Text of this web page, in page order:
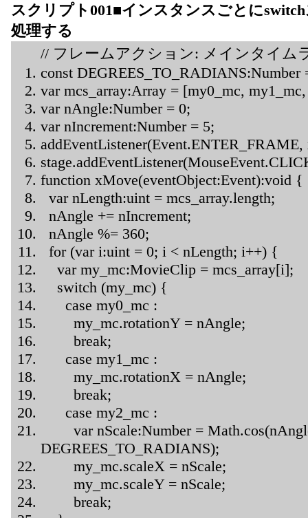
スクリプト001■インスタンスごとに
処理する
// フレームアクション: メインタイム
const DEGREES_TO_RADIANS:Number
var mcs_array:Array = [my0_mc,
var nAngle:Number = 0;
var nIncrement:Number = 5;
function xMove(eventObject:Event):void {
var nLength:uint = mcs_array.length;
nAngle += nIncrement;
nAngle %= 360;
for (var i:uint = 0; i < nLength; i++) {
var my_mc:MovieClip = mcs_array[i];
switch (my_mc) {
case my0_mc :
my_mc.rotationY = nAngle;
break;
case my1_mc :
my_mc.rotationX = nAngle;
break;
case my2_mc :
var nScale:Number =
DEGREES_TO_RADIANS);
my_mc.scaleX = nScale;
my_mc.scaleY = nScale;
break;